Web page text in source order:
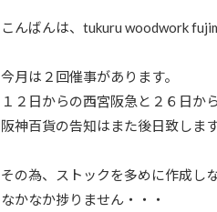
こんばんは、tukuru woodwork
今月は２回催事があります。
１２日からの西宮阪急と２６日か
阪神百貨の告知はまた後日致します
その為、ストックを多めに作成し
なかなか捗りません・・・